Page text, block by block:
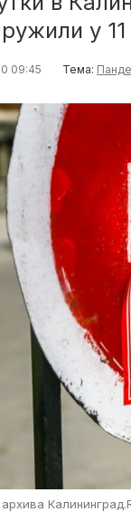
у
09:45 Тема: